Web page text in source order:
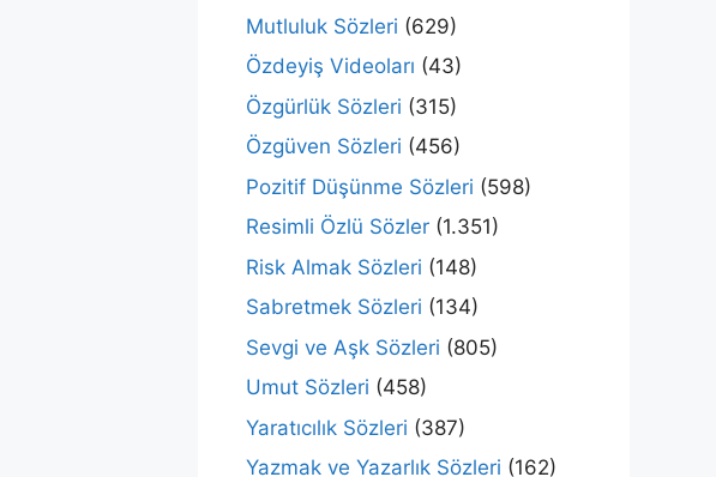
Mutluluk Sözleri (629)
Özdeyiş Videoları (43)
Özgürlük Sözleri (315)
Özgüven Sözleri (456)
Pozitif Düşünme Sözleri (598)
Resimli Özlü Sözler (1.351)
Risk Almak Sözleri (148)
Sabretmek Sözleri (134)
Sevgi ve Aşk Sözleri (805)
Umut Sözleri (458)
Yaratıcılık Sözleri (387)
Yazmak ve Yazarlık Sözleri (162)